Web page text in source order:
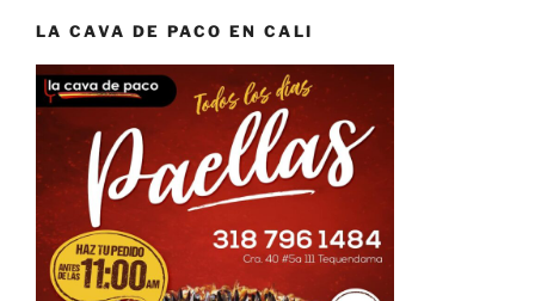
LA CAVA DE PACO EN CALI